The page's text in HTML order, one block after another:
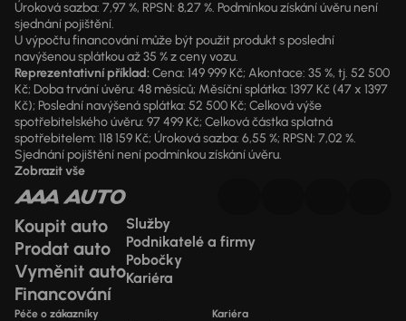
Úroková sazba: 7,97 %, RPSN: 8,27 %. Podmínkou získání úvěru není
sjednání pojištění.
U výpočtu financování může být použit produkt s poslední
navýšenou splátkou až 35 % z ceny vozu.
Reprezentativní příklad:Cena: 149 999 Kč; Akontace: 35 %, tj. 52 500
Kč; Doba trvání úvěru: 48 měsíců; Měsíční splátka: 1397 Kč (47 x 1397
Kč); Poslední navýšená splátka: 52 500 Kč; Celková výše
spotřebitelského úvěru: 97 499 Kč; Celková částka splatná
spotřebitelem: 118 159 Kč; Úroková sazba: 6,55 %; RPSN: 7,02 %.
Sjednání pojištění není podmínkou získání úvěru.
Zobrazit vše
Koupit auto
Prodat auto
Vyměnit auto
Financování
Služby
Podnikatelé a firmy
Pobočky
Kariéra
Péče o zákazníky Kariéra